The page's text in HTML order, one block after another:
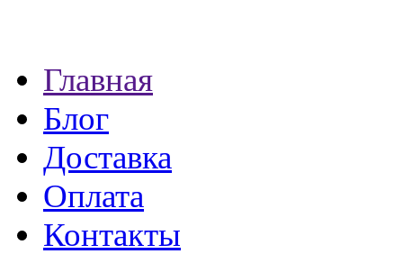
Главная
Блог
Доставка
Оплата
Контакты